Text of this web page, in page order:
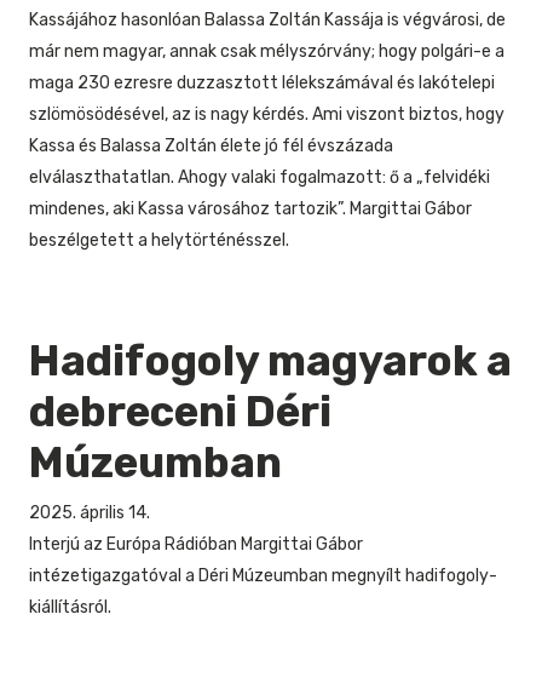
Kassájához hasonlóan Balassa Zoltán Kassája is végvárosi, de
már nem magyar, annak csak mélyszórvány; hogy polgári-e a
maga 230 ezresre duzzasztott lélekszámával és lakótelepi
szlömösödésével, az is nagy kérdés. Ami viszont biztos, hogy
Kassa és Balassa Zoltán élete jó fél évszázada
elválaszthatatlan. Ahogy valaki fogalmazott: ő a „felvidéki
mindenes, aki Kassa városához tartozik”. Margittai Gábor
beszélgetett a helytörténésszel.
Hadifogoly magyarok a
debreceni Déri
Múzeumban
2025. április 14.
Interjú az Európa Rádióban Margittai Gábor
intézetigazgatóval a Déri Múzeumban megnyílt hadifogoly-
kiállításról.